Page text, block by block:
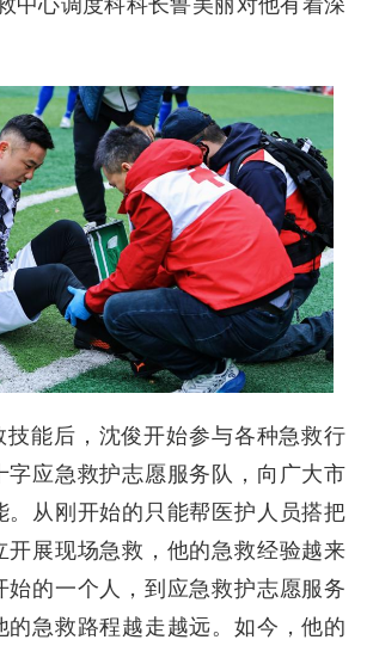
技能后，沈俊开始参与各种急救行
字应急救护志愿服务队，向广大市
。从刚开始的只能帮医护人员搭把
开展现场急救，他的急救经验越来
始的一个人，到应急救护志愿服务
的急救路程越走越远。如今，他的